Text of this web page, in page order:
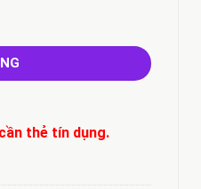
thẻ tín dụng.